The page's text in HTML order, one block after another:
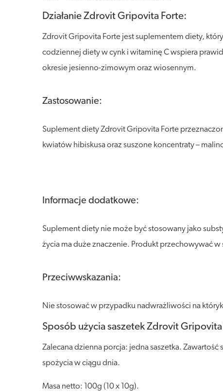
Działanie Zdrovit Gripovita Forte:
Zdrovit Gripovita Forte jest suplementem diety,
codziennej diety w cynk i witaminę C wspiera
okresie jesienno-zimowym oraz wiosennym.
Zastosowanie:
Suplement diety Zdrovit Gripovita Forte
kwiatów hibiskusa oraz suszone koncentraty –
Informacje dodatkowe:
Suplement diety nie może być stosowany jako
życia ma duże znaczenie. Produkt przechowywać
Przeciwwskazania:
Nie stosować w przypadku nadwrażliwości na
Sposób użycia saszetek Zdrovit
Zalecana dzienna porcja: jedna saszetka.
spożycia w ciągu dnia.
Masa netto: 100g (10 x 10g).